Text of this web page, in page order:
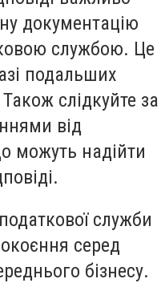
документацію
службою. Це
подальших
слідкуйте за
від
можуть надійти
служби
серед
бізнесу.